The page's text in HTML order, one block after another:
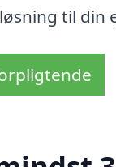
til din